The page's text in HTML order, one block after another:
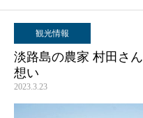
観光情報
淡路島の農家 村田さ
想い
2023.3.23